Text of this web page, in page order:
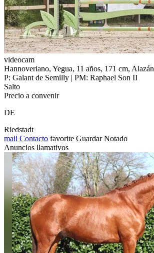
videocam
Hannoveriano, Yegua, 11 años, 171 cm, Alazán
P: Galant de Semilly | PM: Raphael Son II
Salto
Precio a convenir
DE
Riedstadt
mail Contacto favorite Guardar Notado
Anuncios llamativos